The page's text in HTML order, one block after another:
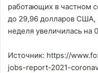
работающих в частном
до 29,96 долларов США,
неделя увеличилась на
Источник: https://
jobs-report-2021-